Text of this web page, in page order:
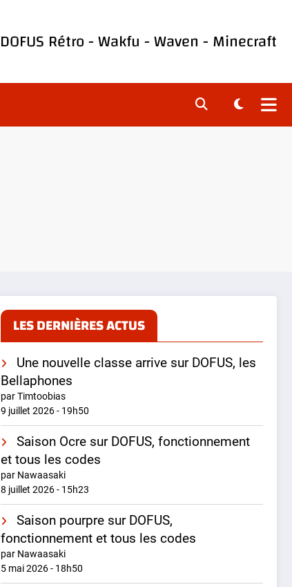
DOFUS Rétro-Wakfu-Waven-Minecraft
LES DERNIÈRES ACTUS
Une nouvelle classe arrive sur DOFUS, les
Bellaphones
par Timtoobias
9 juillet 2026 - 19h50
Saison Ocre sur DOFUS, fonctionnement
et tous les codes
par Nawaasaki
8 juillet 2026 - 15h23
Saison pourpre sur DOFUS,
fonctionnement et tous les codes
par Nawaasaki
5 mai 2026 - 18h50